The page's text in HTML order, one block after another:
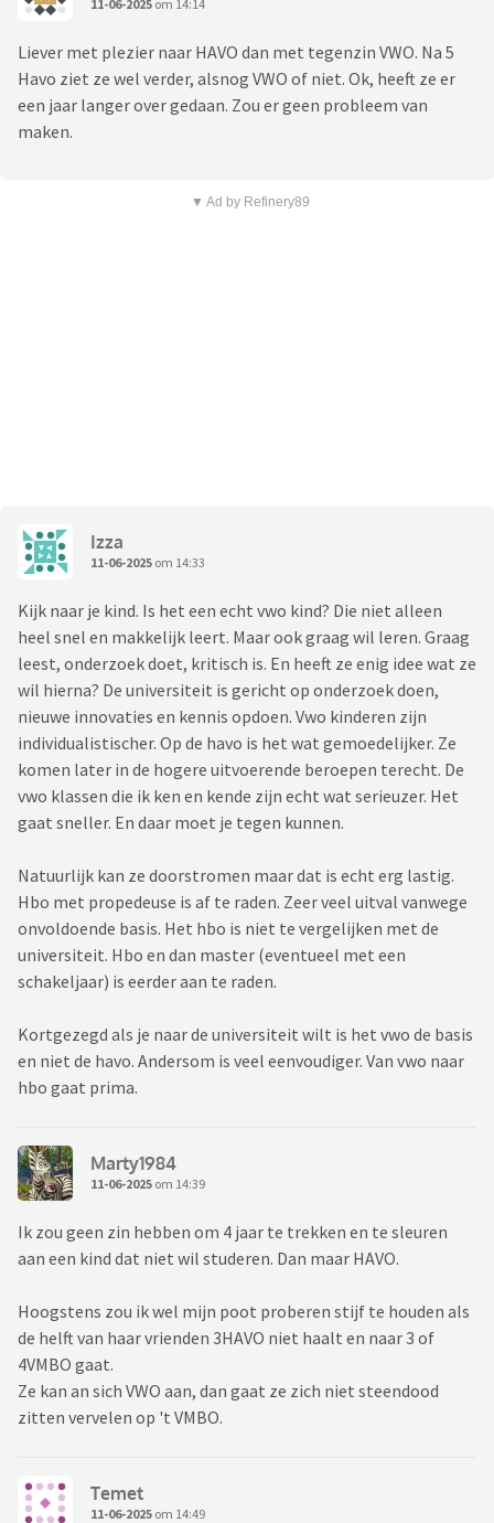
11-06-2025 om 14:14
Liever met plezier naar HAVO dan met tegenzin VWO. Na 5
Havo ziet ze wel verder, alsnog VWO of niet. Ok, heeft ze er
een jaar langer over gedaan. Zou er geen probleem van
maken.
▼ Ad by Refinery89
Izza
11-06-2025 om 14:33
Kijk naar je kind. Is het een echt vwo kind? Die niet alleen
heel snel en makkelijk leert. Maar ook graag wil leren. Graag
leest, onderzoek doet, kritisch is. En heeft ze enig idee wat ze
wil hierna? De universiteit is gericht op onderzoek doen,
nieuwe innovaties en kennis opdoen. Vwo kinderen zijn
individualistischer. Op de havo is het wat gemoedelijker. Ze
komen later in de hogere uitvoerende beroepen terecht. De
vwo klassen die ik ken en kende zijn echt wat serieuzer. Het
gaat sneller. En daar moet je tegen kunnen.
Natuurlijk kan ze doorstromen maar dat is echt erg lastig.
Hbo met propedeuse is af te raden. Zeer veel uitval vanwege
onvoldoende basis. Het hbo is niet te vergelijken met de
universiteit. Hbo en dan master (eventueel met een
schakeljaar) is eerder aan te raden.
Kortgezegd als je naar de universiteit wilt is het vwo de basis
en niet de havo. Andersom is veel eenvoudiger. Van vwo naar
hbo gaat prima.
Marty1984
11-06-2025 om 14:39
Ik zou geen zin hebben om 4 jaar te trekken en te sleuren
aan een kind dat niet wil studeren. Dan maar HAVO.
Hoogstens zou ik wel mijn poot proberen stijf te houden als
de helft van haar vrienden 3HAVO niet haalt en naar 3 of
4VMBO gaat.
Ze kan an sich VWO aan, dan gaat ze zich niet steendood
zitten vervelen op 't VMBO.
Temet
11-06-2025 om 14:49